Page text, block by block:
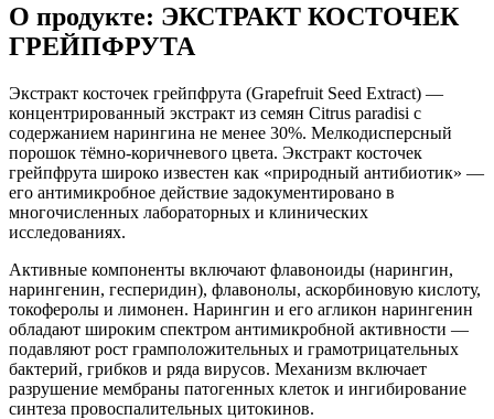
О продукте: ЭКСТРАКТ КОСТОЧЕК
ГРЕЙПФРУТА
Экстракт косточек грейпфрута (Grapefruit Seed Extract) —
концентрированный экстракт из семян Citrus paradisi с
содержанием нарингина не менее 30%. Мелкодисперсный
порошок тёмно-коричневого цвета. Экстракт косточек
грейпфрута широко известен как «природный антибиотик» —
его антимикробное действие задокументировано в
многочисленных лабораторных и клинических
исследованиях.
Активные компоненты включают флавоноиды (нарингин,
нарингенин, гесперидин), флавонолы, аскорбиновую кислоту,
токоферолы и лимонен. Нарингин и его агликон нарингенин
обладают широким спектром антимикробной активности —
подавляют рост грамположительных и грамотрицательных
бактерий, грибков и ряда вирусов. Механизм включает
разрушение мембраны патогенных клеток и ингибирование
синтеза провоспалительных цитокинов.